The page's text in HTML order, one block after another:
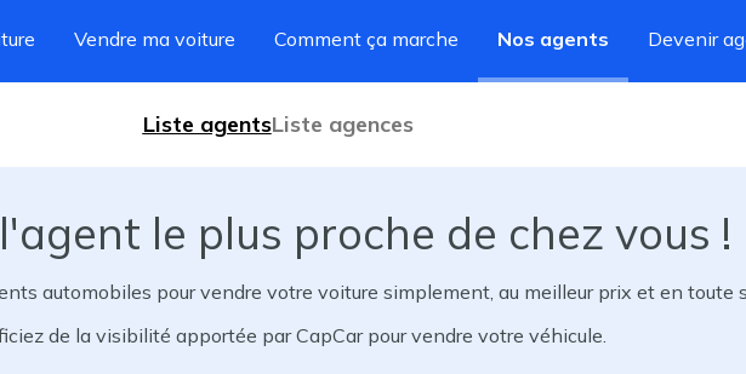
Vendre ma voiture Comment ça marche Nos agents Devenir
Liste agentsListe agences
le plus proche de chez vous !
automobiles pour vendre votre voiture simplement, au meilleur prix et en toute
de la visibilité apportée par CapCar pour vendre votre véhicule.